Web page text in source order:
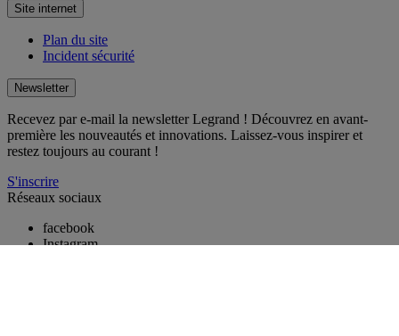
Site internet
Plan du site
Incident sécurité
Newsletter
Recevez par e-mail la newsletter Legrand ! Découvrez en avant-
première les nouveautés et innovations. Laissez-vous inspirer et
restez toujours au courant !
S'inscrire
Réseaux sociaux
facebook
Instagram